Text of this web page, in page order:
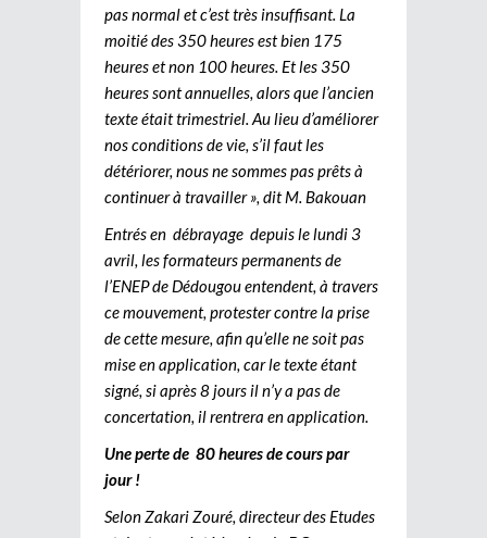
pas normal et c’est très insuffisant. La
moitié des 350 heures est bien 175
heures et non 100 heures. Et les 350
heures sont annuelles, alors que l’ancien
texte était trimestriel. Au lieu d’améliorer
nos conditions de vie, s’il faut les
détériorer, nous ne sommes pas prêts à
continuer à travailler », dit M. Bakouan
Entrés en débrayage depuis le lundi 3
avril, les formateurs permanents de
l’ENEP de Dédougou entendent, à travers
ce mouvement, protester contre la prise
de cette mesure, afin qu’elle ne soit pas
mise en application, car le texte étant
signé, si après 8 jours il n’y a pas de
concertation, il rentrera en application.
Une perte de 80 heures de cours par
jour !
Selon Zakari Zouré, directeur des Etudes